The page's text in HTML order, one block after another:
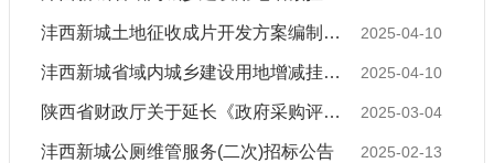
2025-04-10
沣西新城土地征收成片开发方案编制竞争性磋商公告
2025-04-10
沣西新城省域内城乡建设用地增减挂钩项目建新留用区实施方案编制竞争性磋商公告
2025-03-04
陕西省财政厅关于延长《政府采购评审专家劳务报酬标准》有效期的通知
2025-02-13
沣西新城公厕维管服务(二次)招标公告